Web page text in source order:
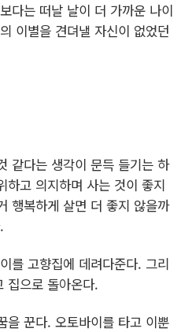
다는 떠날 날이 더 가까운 나이
이별을 견뎌낼 자신이 없었던
같다는 생각이 문득 들기는 하
하고 의지하며 사는 것이 좋지
행복하게 살면 더 좋지 않을까
를 고향집에 데려다준다. 그리
집으로 돌아온다.
을 꾼다. 오토바이를 타고 이뿐